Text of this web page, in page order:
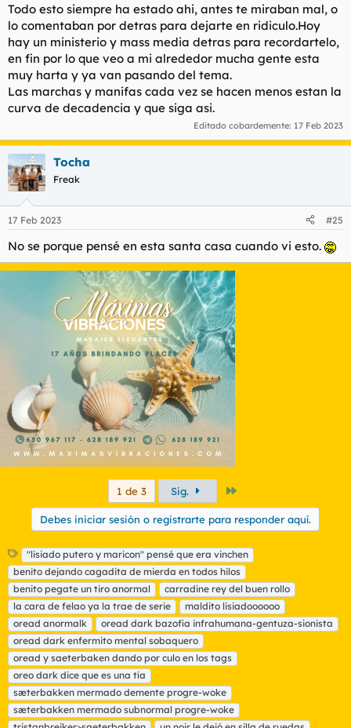
:
Todo esto siempre ha estado ahi, antes te miraban mal, o
lo comentaban por detras para dejarte en ridiculo.Hoy
hay un ministerio y mass media detras para recordartelo,
en fin por lo que veo a mi alrededor mucha gente esta
muy harta y ya van pasando del tema.
Las marchas y manifas cada vez se hacen menos estan la
curva de decadencia y que siga asi.
Editado cobardemente: 17 Feb 2023
Tocha
Freak
17 Feb 2023 #25
No se porque pensé en esta santa casa cuando vi esto.
1 de 3 Sig.
Debes iniciar sesión o registrarte para responder aquí.
E
t
i
q
u
e
t
a
s
"lisiado putero y maricon" pensé que era vinchen
benito dejando cagadita de mierda en todos hilos
benito pegate un tiro anormal
carradine rey del buen rollo
la cara de felao ya la trae de serie
maldito lisiadoooooo
oread anormalk
oread dark bazofia infrahumana-gentuza-sionista
oread dark enfermito mental sobaquero
oread y saeterbaken dando por culo en los tags
oreo dark dice que es una tía
sæterbakken mermado demente progre-woke
sæterbakken mermado subnormal progre-woke